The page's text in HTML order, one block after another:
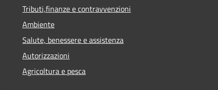
Tributi,finanze e contravvenzioni
Ambiente
Salute, benessere e assistenza
Autorizzazioni
Agricoltura e pesca